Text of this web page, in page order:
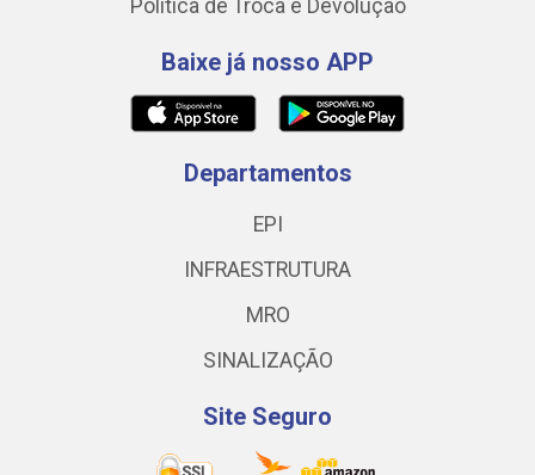
Política de Troca e Devolução
Baixe já nosso APP
Departamentos
EPI
INFRAESTRUTURA
MRO
SINALIZAÇÃO
Site Seguro